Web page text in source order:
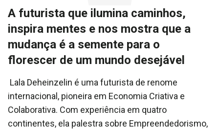
A futurista que ilumina caminhos,
inspira mentes e nos mostra que a
mudança é a semente para o
florescer de um mundo desejável
Lala Deheinzelin é uma futurista de renome
internacional, pioneira em Economia Criativa e
Colaborativa. Com experiência em quatro
continentes, ela palestra sobre Empreendedorismo,